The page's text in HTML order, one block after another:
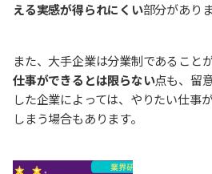
える実感が得られにくい部分がありま
また、大手企業は分業制であることが
仕事ができるとは限らない点も、留
した企業によっては、やりたい仕事
しまう場合もあります。